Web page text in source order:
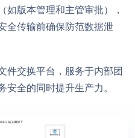
如版本管理和主管审批），
全传输前确保防范数据泄
件交换平台，服务于内部团
安全的同时提升生产力。